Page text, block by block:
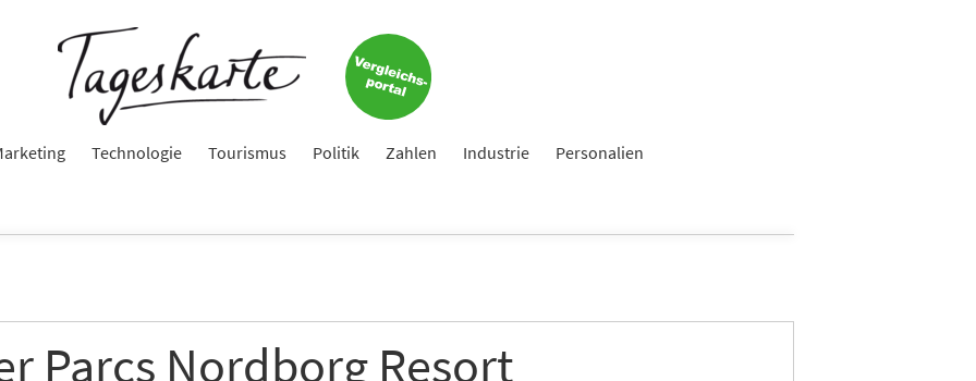
Technologie Tourismus Politik Zahlen Industrie Personalien
Parcs Nordborg Resort
folgende Newsletter erhalten